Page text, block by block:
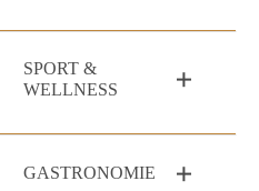
SPORT &
WELLNESS
GASTRONOMIE